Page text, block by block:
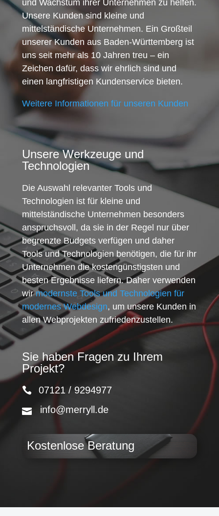
und Wachstum ihrer Unternehmen zu helfen.
Unsere Kunden sind kleine und
mittelständische Unternehmen. Ein Großteil
unserer Kunden aus Baden-Württemberg ist
uns seit mehr als 10 Jahren treu – ein
Zeichen dafür, dass wir ehrlich sind und
einen langfristigen Kundenservice bieten.
Weitere Informationen für unseren Kunden
Unsere Werkzeuge und
Technologien
Die Auswahl relevanter Tools und
Technologien ist für kleine und
mittelständische Unternehmen besonders
anspruchsvoll, da sie in der Regel nur über
begrenzte Budgets verfügen und daher
Tools und Technologien benötigen, die für ihr
Unternehmen die kostengünstigsten und
besten Ergebnisse liefern. Daher verwenden
wirmodernste Tools und Technologien für
modernes Webdesign, um unsere Kunden in
allen Webprojekten zufriedenzustellen.
Sie haben Fragen zu Ihrem
Projekt?
07121 / 9294977
info@merryll.de
Kostenlose Beratung